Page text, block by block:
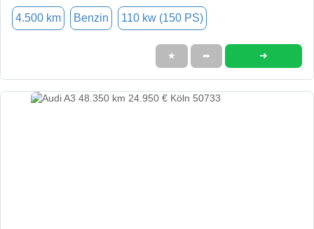
4.500 km Benzin 110 kw (150 PS)
★ ➦ ➜